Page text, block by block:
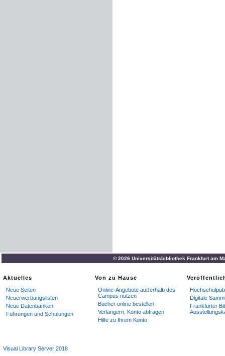
© 2026 Universitätsbibliothek Frankfurt am
Aktuelles
Neue Seiten
Neuerwerbungslisten
Neue Datenbanken
Führungen und Schulungen
Von zu Hause
Online-Angebote außerhalb des
Campus nutzen
Bücher online bestellen
Verlängern, Konto abfragen
Hilfe zu Ihrem Konto
Digitale
Frankfurter
Visual Library Server 2018